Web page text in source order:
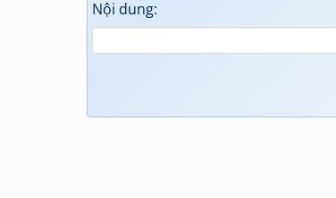
Nội dung: